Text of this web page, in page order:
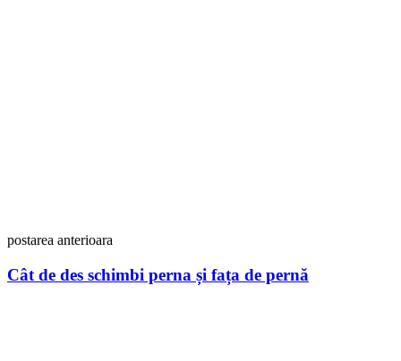
postarea anterioara
Cât de des schimbi perna și fața de pernă